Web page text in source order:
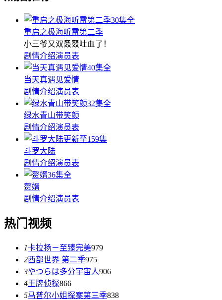
30集全
重启之极海听雷第二季
小三爷又双叒叕吐血了！
剧情介绍演员表
40集全
当天真遇见爱情
剧情介绍演员表
32集全
绿水青山带笑颜
剧情介绍演员表
更新至159集
斗罗大陆
剧情介绍演员表
36集全
赘婿
剧情介绍演员表
热门视频
1卡拉扬－至臻完美979
2西部世界 第二季975
3やつらは多分宇宙人906
4王牌侦探866
5马普尔小姐探案第三季838